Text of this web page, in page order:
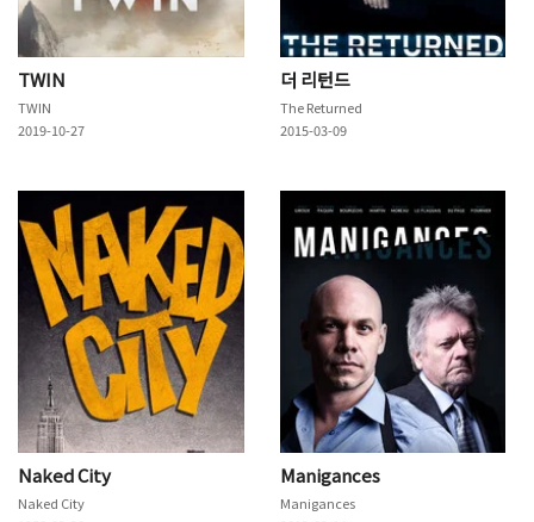
TWIN
TWIN
2019-10-27
더 리턴드
The Returned
2015-03-09
Naked City
Naked City
Manigances
Manigances